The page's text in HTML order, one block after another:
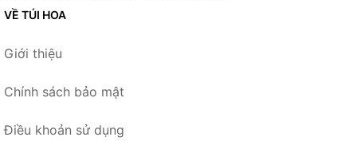
VỀ TÚI HOA
Giới thiệu
Chính sách bảo mật
Điều khoản sử dụng